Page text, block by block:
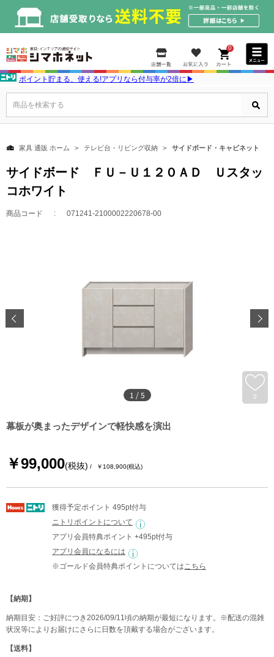
0
ポイント貯まる、使える!アプリなら付与率が2倍に▶
商品を検索する
家具 通販 ホーム テレビ台・リビング収納 サイドボード・キャビネット
サイドボード ＦＵ－Ｕ１２０ＡＤ Ｕスタッ
コホワイト
商品コード 071241-2100002220678-00
0
1 /5
幕板が奥まったデザインで軽快感を演出
￥99,000(税抜) ￥108,900(税込)
獲得予定ポイント 495pt付与
ニトリポイントについて
アプリ会員特典ポイント +495pt付与
アプリ会員になるには
※ゴールド会員特典ポイントについては こちら
【納期】
納期目安：ご好評につき2026/09/11頃の納期が最短になります。※配送の混雑
状況等によりお届けにさらに日数を頂戴する場合がございます。
【送料】